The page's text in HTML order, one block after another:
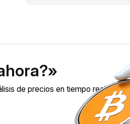
de precios en tiempo real de